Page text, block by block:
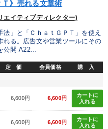
Ｔ》売れる文章術
エイティブディレクター)
」と「ＣｈａｔＧＰＴ」を使え
れる。広告文や営業ツールにその
公開 A22...
定 価 会員価格 購 入
6,600円 6,600円
カートに
入れる
6,600円 6,600円
カートに
入れる